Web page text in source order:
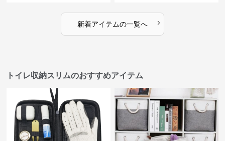
新着アイテムの一覧へ ›
トイレ収納スリムのおすすめアイテム